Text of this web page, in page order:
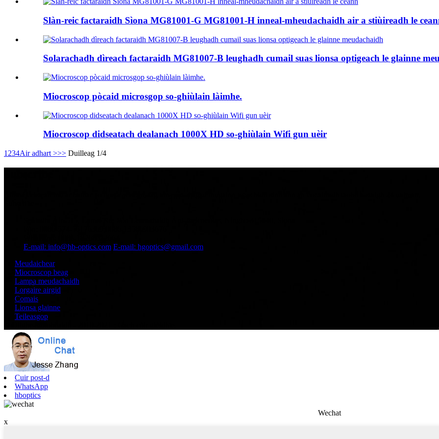
Slàn-reic factaraidh Sìona MG81001-G MG81001-H inneal-mheudachaidh air a stiùireadh le
Solarachadh dìreach factaraidh MG81007-B leughadh cumail suas lionsa optigeach le glainne
Miocroscop pòcaid microsgop so-ghiùlain làimhe.
Miocroscop didseatach dealanach 1000X HD so-ghiùlain Wifi gun uèir
1 234Air adhart >>> Duilleag 1/4
E-mail: info@hb-optics.com E-mail: hgoptics@gmail.com
Meudaichear
Miocroscop beag
Lampa meudachaidh
Lorgaire airgid
Comais
Lionsa glainne
Teileasgop
Cuir post-d
WhatsApp
hboptics
Wechat
x